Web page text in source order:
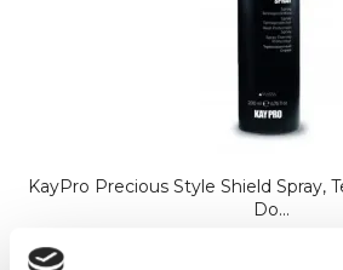
KayPro Precious Style Shield Spray,
Do...